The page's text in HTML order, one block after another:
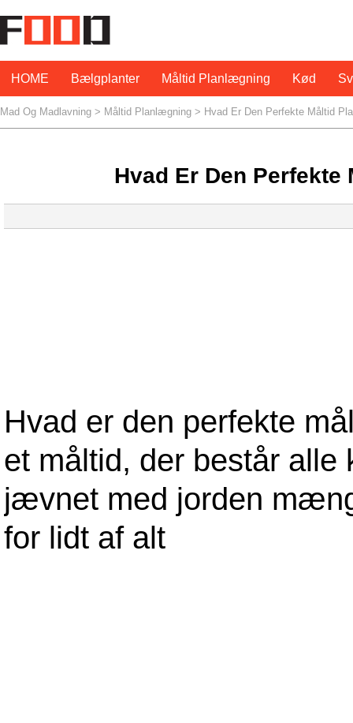
HOME Bælgplanter Måltid Planlægning Kød
Mad Og Madlavning > Måltid Planlægning > Hvad Er Den Perfekte Måltid
Hvad Er Den Perfekte
Hvad er den perfekte
et måltid, der består alle
jævnet med jorden
for lidt af alt